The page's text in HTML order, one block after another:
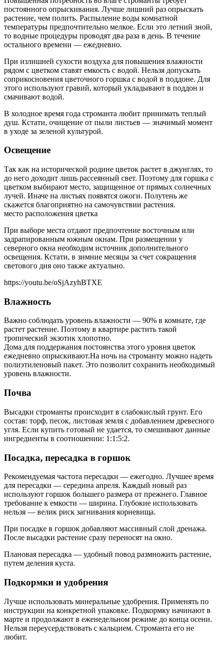
постоянного опрыскивания. Лучше лишний раз опрыскать
растение, чем полить. Распыление воды комнатной
температуры предпочтительно мелкое. Если это летний зной,
то водные процедуры проводят два раза в день. В течение
остального времени — ежедневно.
При излишней сухости воздуха для повышения влажности
рядом с цветком ставят емкость с водой. Нельзя допускать
соприкосновения цветочного горшка с водой в поддоне. Для
этого используют гравий, который укладывают в поддон и
смачивают водой.
В холодное время года строманта любит принимать теплый
душ. Кстати, очищение от пыли листьев — значимый момент
в уходе за зеленой культурой.
Освещение
Так как на исторической родине цветок растет в джунглях, то
до него доходит лишь рассеянный свет. Поэтому для горшка с
цветком выбирают место, защищенное от прямых солнечных
лучей. Иначе на листьях появятся ожоги. Полутень же
скажется благоприятно на самочувствии растения.
место расположения цветка
При выборе места отдают предпочтение восточным или
задрапированным южным окнам. При размещении у
северного окна необходим источник дополнительного
освещения. Кстати, в зимние месяцы за счет сокращения
светового дня оно также актуально.
https://youtu.be/oSjAzyhBTXE
Влажность
Важно соблюдать уровень влажности — 90% в комнате, где
растет растение. Поэтому в квартире растить такой
тропический экзотик хлопотно.
Дома для поддержания постоянства этого уровня цветок
ежедневно опрыскивают.На ночь на строманту можно надеть
полиэтиленовый пакет. Это позволит сохранить необходимый
уровень влажности.
Почва
Высадки строманты происходит в слабокислый грунт. Его
состав: торф, песок, листовая земля с добавлением древесного
угля. Если купить готовый не удается, то смешивают данные
ингредиенты в соотношении: 1:1:5:2.
Посадка, пересадка в горшок
Рекомендуемая частота пересадки — ежегодно. Лучшее время
для пересадки — середина апреля. Каждый новый раз
используют горшок большего размера от прежнего. Главное
требование к емкости — ширина. Глубокие использовать
нельзя — велик риск загнивания корневища.
При посадке в горшок добавляют массивный слой дренажа.
После высадки растение сразу переносят на окно.
Плановая пересадка — удобный повод размножить растение,
путем деления куста.
Подкормки и удобрения
Лучше использовать минеральные удобрения. Применять по
инструкции на конкретной упаковке. Подкормку начинают в
марте и продолжают в еженедельном режиме до конца осени.
Нельзя переусердствовать с кальцием. Строманта его не
любит.